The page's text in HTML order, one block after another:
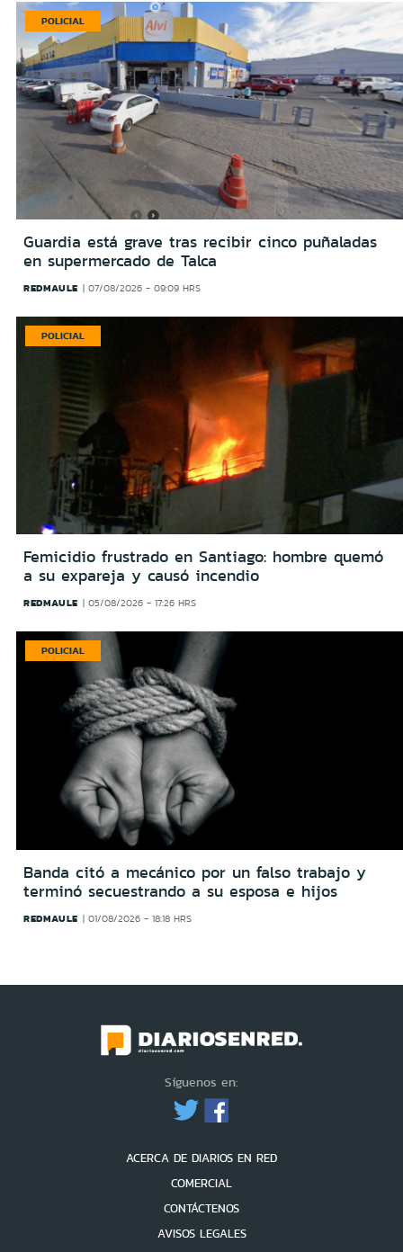
POLICIAL
Guardia está grave tras recibir cinco puñaladas
en supermercado de Talca
REDMAULE 07/08/2026 - 09:09 HRS
POLICIAL
Femicidio frustrado en Santiago: hombre quemó
a su expareja y causó incendio
REDMAULE 05/08/2026 - 17:26 HRS
POLICIAL
Banda citó a mecánico por un falso trabajo y
terminó secuestrando a su esposa e hijos
REDMAULE 01/08/2026 - 18:18 HRS
Síguenos en:
ACERCA DE DIARIOS EN RED
COMERCIAL
CONTÁCTENOS
AVISOS LEGALES